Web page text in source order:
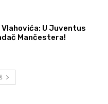
Vlahovića: U Juventus
Mančestera!